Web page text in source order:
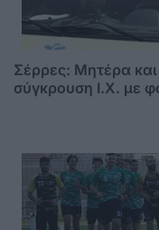
Σέρρες: Μητέρα και
σύγκρουση Ι.Χ. με